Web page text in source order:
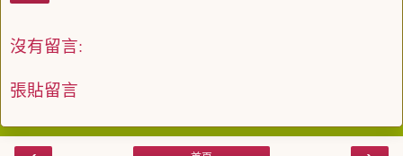
沒有留言:
張貼留言